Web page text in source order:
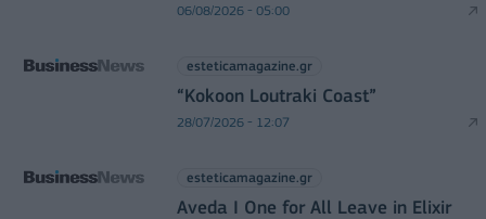
06/08/2026 - 05:00
esteticamagazine.gr
“Kokoon Loutraki Coast”
28/07/2026 - 12:07
esteticamagazine.gr
Aveda I One for All Leave in Elixir